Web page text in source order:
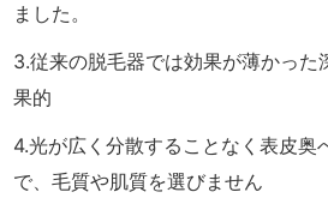
ました。
3.従来の脱毛器では効果が薄かった
果的
4.光が広く分散することなく表皮奥
で、毛質や肌質を選びません